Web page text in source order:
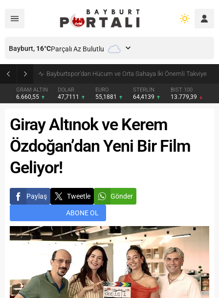
Bayburt’ta Minik Öğrencilere Jandarma Mesleği Tanıtıldı
GRAM ALTIN
6.660,55
DOLAR
47,7111
EURO
55,1881
STERLİN
64,4139
BIST 100
13.779,39
Bayburt, 16°CParçalı Az Bulutlu
Giray Altınok ve Kerem
Özdoğan’dan Yeni Bir Film
Geliyor!
Paylaş Tweetle Gönder
ABONE OL